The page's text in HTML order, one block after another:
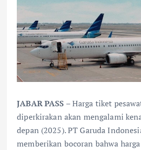
JABAR PASS – Harga tiket
diperkirakan akan mengalami
depan (2025). PT Garuda
memberikan bocoran bahwa